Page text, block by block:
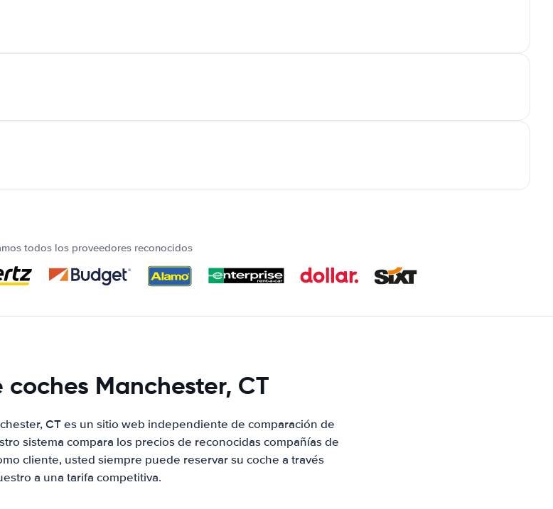
todos los proveedores reconocidos
Manchester, CT
CT es un sitio web independiente de comparación de
sistema compara los precios de reconocidas compañías de
cliente, usted siempre puede reservar su coche a través
a una tarifa competitiva.